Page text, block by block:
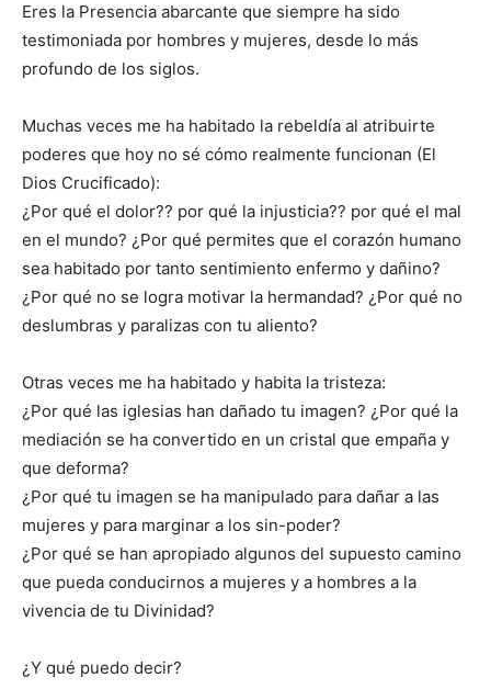
Eres la Presencia abarcante que siempre ha sido
testimoniada por hombres y mujeres, desde lo más
profundo de los siglos.
Muchas veces me ha habitado la rebeldía al atribuirte
poderes que hoy no sé cómo realmente funcionan (El
Dios Crucificado):
¿Por qué el dolor?? por qué la injusticia?? por qué el mal
en el mundo? ¿Por qué permites que el corazón humano
sea habitado por tanto sentimiento enfermo y dañino?
¿Por qué no se logra motivar la hermandad? ¿Por qué no
deslumbras y paralizas con tu aliento?
Otras veces me ha habitado y habita la tristeza:
¿Por qué las iglesias han dañado tu imagen? ¿Por qué la
mediación se ha convertido en un cristal que empaña y
que deforma?
¿Por qué tu imagen se ha manipulado para dañar a las
mujeres y para marginar a los sin-poder?
¿Por qué se han apropiado algunos del supuesto camino
que pueda conducirnos a mujeres y a hombres a la
vivencia de tu Divinidad?
¿Y qué puedo decir?